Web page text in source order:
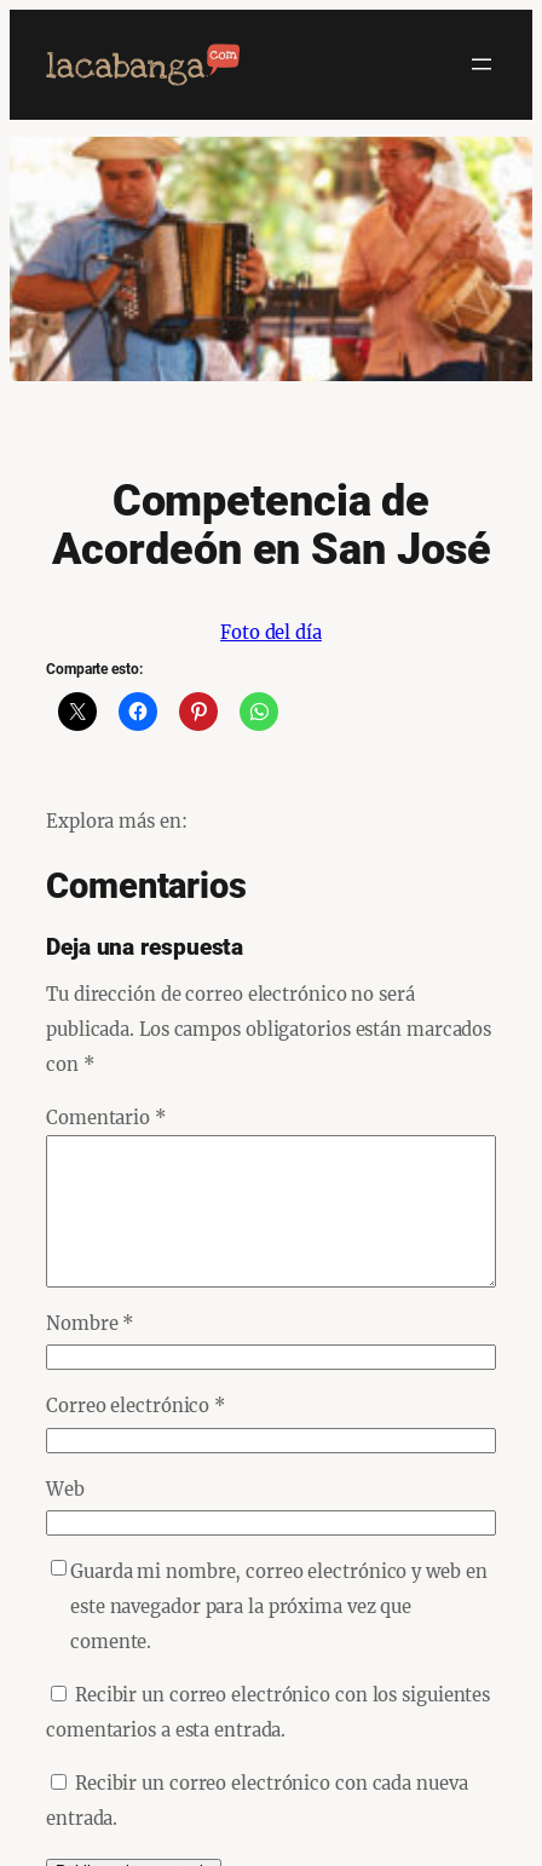
Competencia de
Acordeón en San José
Foto del día
Comparte esto:
Explora más en:
Comentarios
Deja una respuesta
Tu dirección de correo electrónico no será
publicada. Los campos obligatorios están marcados
con *
Comentario *
Nombre *
Correo electrónico *
Web
Guarda mi nombre, correo electrónico y web en
este navegador para la próxima vez que
comente.
Recibir un correo electrónico con los siguientes
comentarios a esta entrada.
Recibir un correo electrónico con cada nueva
entrada.